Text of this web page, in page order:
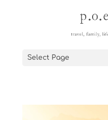
Select Page